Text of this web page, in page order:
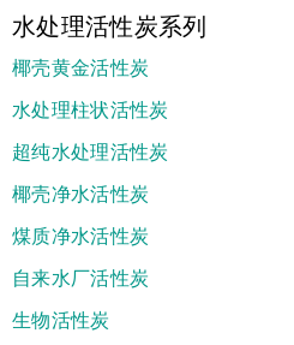
水处理活性炭系列
椰壳黄金活性炭
水处理柱状活性炭
超纯水处理活性炭
椰壳净水活性炭
煤质净水活性炭
自来水厂活性炭
生物活性炭